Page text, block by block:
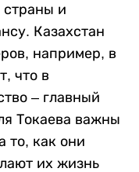
страны и
Казахстан
например, в
что в
– главный
Токаева важны
то, как они
их жизнь